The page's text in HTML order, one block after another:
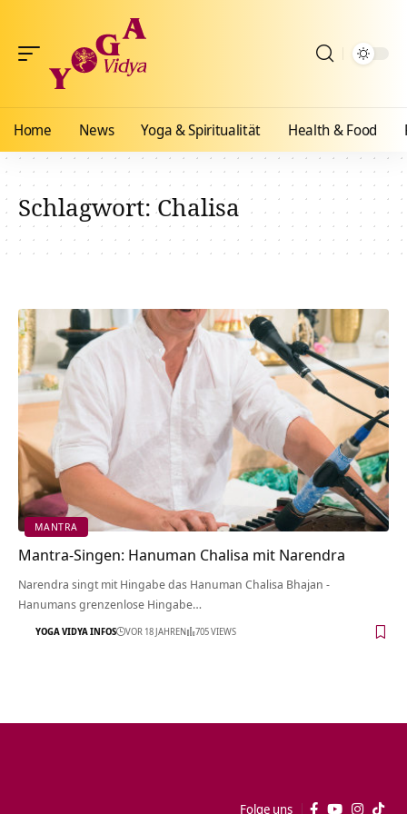
Home News Yoga & Spiritualität Health & Food
Schlagwort:Chalisa
MANTRA
Mantra-Singen: Hanuman Chalisa mit Narendra
Narendra singt mit Hingabe das Hanuman Chalisa Bhajan -
Hanumans grenzenlose Hingabe…
YOGA VIDYA INFOS VOR 18 JAHREN 705 VIEWS
Folge uns